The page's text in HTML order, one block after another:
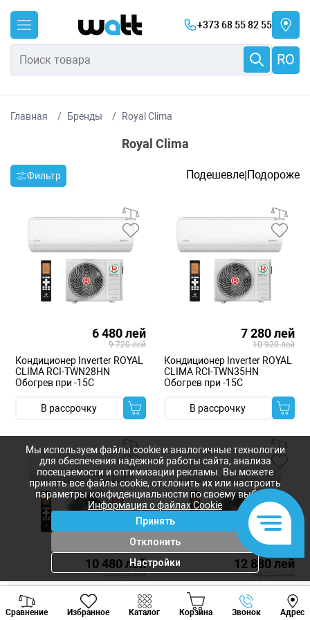
+373 68 55 82 55
RO
Главная Бренды Royal Clima
Royal Clima
Фильтр Подешевле|Подороже
6 480 лей
9 720 лей
Кондиционер Inverter ROYAL
CLIMA RCI-TWN28HN
Обогрев при -15C
В рассрочку
7 280 лей
10 920 лей
Кондиционер Inverter ROYAL
CLIMA RCI-TWN35HN
Обогрев при -15C
В рассрочку
10 480 лей
15 720 лей
Кондиционер Inverter ROYAL
CLIMA RCI-TWN55HN
Обогрев при -15C
12 880 лей
19 320 лей
Кондиционер Inverter ROYAL
CLIMA RCI-TWN70HN 24000
BTU Обогрев при -15C
Сравнение Избранное Каталог Корзина Звонок Адрес
Viber Whatsapp
Мы используем файлы cookie и аналогичные технологии
для обеспечения надежной работы сайта, анализа
посещаемости и оптимизации рекламы. Вы можете
принять все файлы cookie, отклонить их или настроить
параметры конфиденциальности по своему выбору.
Информация о файлах Cookie
Принять
Отклонить
Настройки